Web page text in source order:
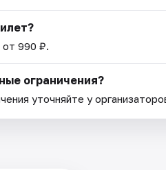
от 990 ₽.
ограничения?
уточняйте у